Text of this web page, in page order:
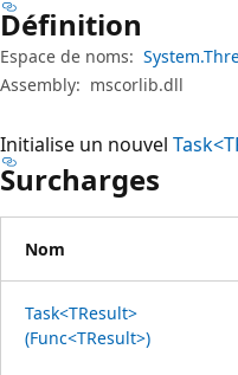
Définition
Espace de noms:
Assembly: mscorlib.dll
Initialise un nouvel
Surcharges
Nom
Task<TResult>
(Func<TResult>)